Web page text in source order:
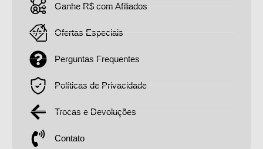
Ganhe R$ com Afiliados
Ofertas Especiais
Perguntas Frequentes
Políticas de Privacidade
Trocas e Devoluções
Contato